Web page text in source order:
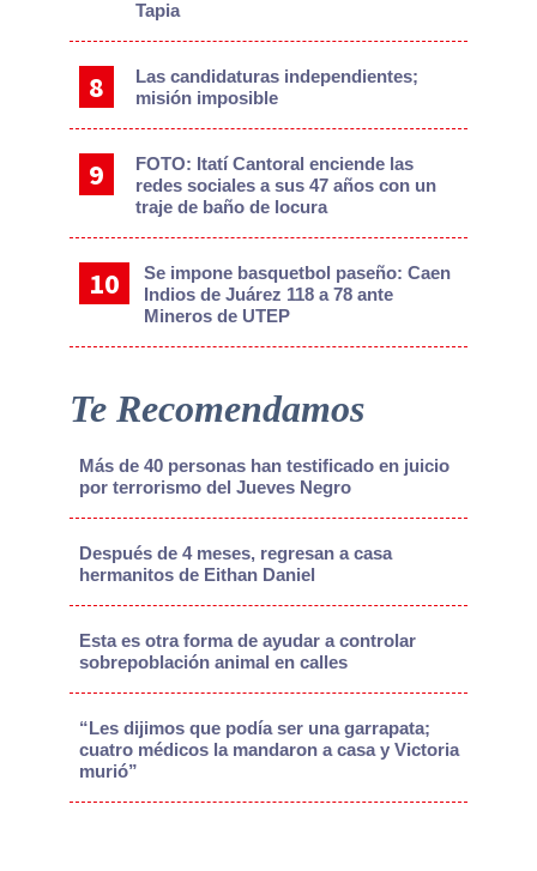
Tapia
Las candidaturas independientes;
misión imposible
FOTO: Itatí Cantoral enciende las
redes sociales a sus 47 años con un
traje de baño de locura
Se impone basquetbol paseño: Caen
Indios de Juárez 118 a 78 ante
Mineros de UTEP
Te Recomendamos
Más de 40 personas han testificado en juicio
por terrorismo del Jueves Negro
Después de 4 meses, regresan a casa
hermanitos de Eithan Daniel
Esta es otra forma de ayudar a controlar
sobrepoblación animal en calles
“Les dijimos que podía ser una garrapata;
cuatro médicos la mandaron a casa y Victoria
murió”